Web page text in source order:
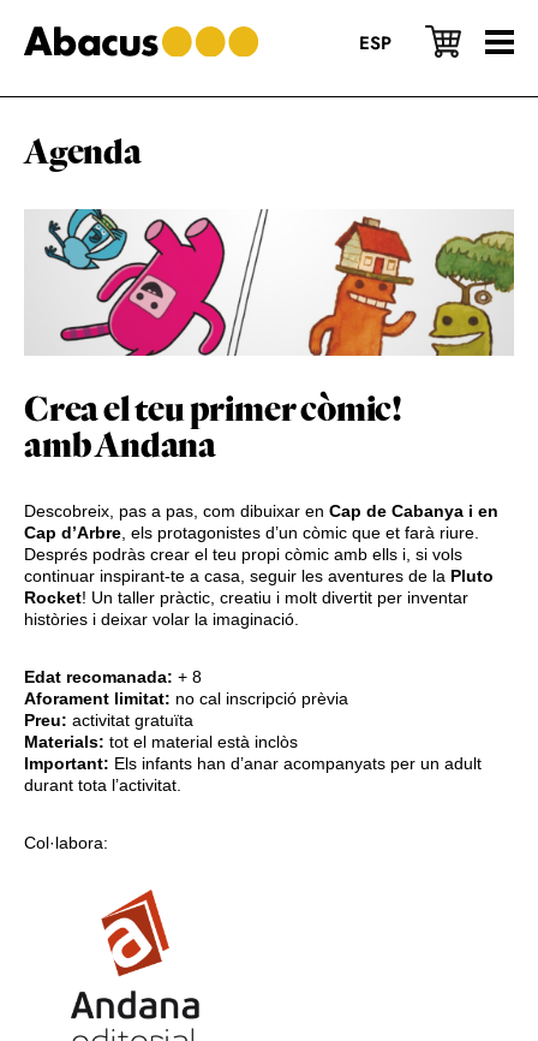
to
main
to
primary
to
footer
ESP
Agenda
Crea el teu primer còmic!
amb Andana
Descobreix, pas a pas, com dibuixar en Cap de Cabanya i en
Cap d’Arbre, els protagonistes d’un còmic que et farà riure.
Després podràs crear el teu propi còmic amb ells i, si vols
continuar inspirant-te a casa, seguir les aventures de la Pluto
Rocket! Un taller pràctic, creatiu i molt divertit per inventar
històries i deixar volar la imaginació.
Edat recomanada: + 8
Aforament limitat: no cal inscripció prèvia
Preu: activitat gratuïta
Materials: tot el material està inclòs
Important: Els infants han d’anar acompanyats per un adult
durant tota l’activitat.
Col·labora: